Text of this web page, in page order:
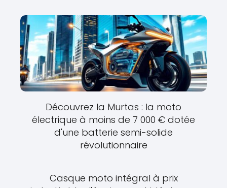
Découvrez la Murtas : la moto
électrique à moins de 7 000 € dotée
d'une batterie semi-solide
révolutionnaire
Casque moto intégral à prix